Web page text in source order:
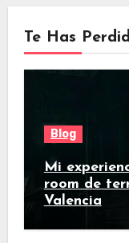
Te Has
Blog
Mi
room de
Valencia